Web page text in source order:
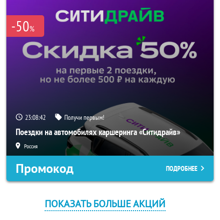
-50%
23:08:42 Получи первым!
Поездки на автомобилях каршеринга «Ситидрайв»
Россия
Промокод ПОДРОБНЕЕ
ПОКАЗАТЬ БОЛЬШЕ АКЦИЙ